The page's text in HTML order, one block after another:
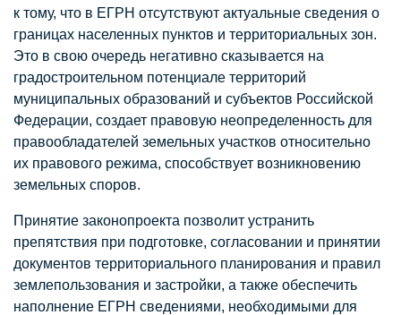
к тому, что в ЕГРН отсутствуют актуальные сведения о
границах населенных пунктов и территориальных зон.
Это в свою очередь негативно сказывается на
градостроительном потенциале территорий
муниципальных образований и субъектов Российской
Федерации, создает правовую неопределенность для
правообладателей земельных участков относительно
их правового режима, способствует возникновению
земельных споров.
Принятие законопроекта позволит устранить
препятствия при подготовке, согласовании и принятии
документов территориального планирования и правил
землепользования и застройки, а также обеспечить
наполнение ЕГРН сведениями, необходимыми для